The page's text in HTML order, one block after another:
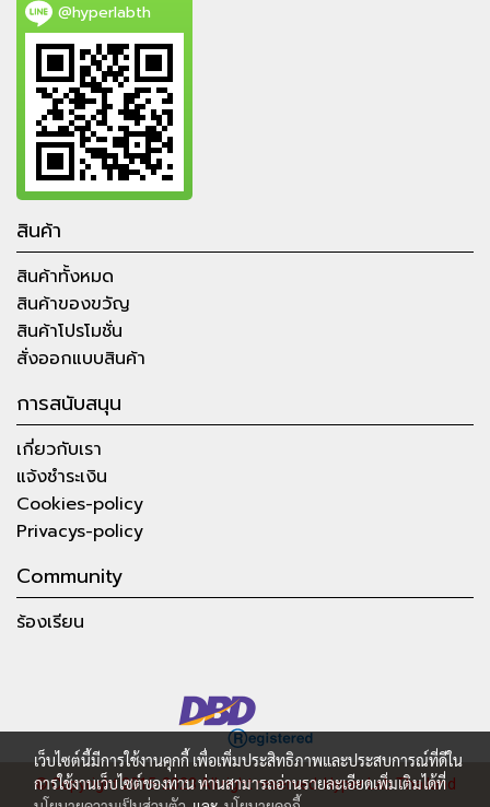
@hyperlabth
สินค้า
สินค้าทั้งหมด
สินค้าของขวัญ
สินค้าโปรโมชั่น
สั่งออกแบบสินค้า
การสนับสนุน
เกี่ยวกับเรา
แจ้งชำระเงิน
Cookies-policy
Privacys-policy
Community
ร้องเรียน
© Copyright 2015-2023 All right reserved.Hyper Lab Thailand
เว็บไซต์นี้มีการใช้งานคุกกี้ เพื่อเพิ่มประสิทธิภาพและประสบการณ์ที่ดีใน
การใช้งานเว็บไซต์ของท่าน ท่านสามารถอ่านรายละเอียดเพิ่มเติมได้ที่